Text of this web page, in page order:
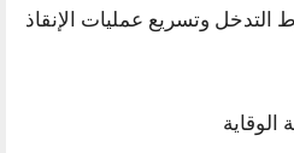
وتسريع عمليات الإنقاذ
الوقاية